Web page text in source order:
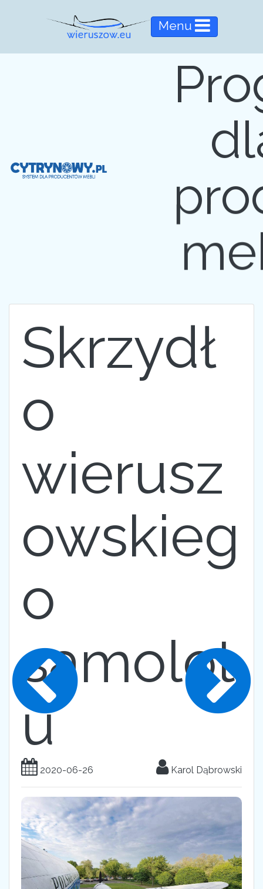
Menu
Skrzydł
o
wierusz
owskieg
o
samolot
u
2020-06-26 Karol Dąbrowski